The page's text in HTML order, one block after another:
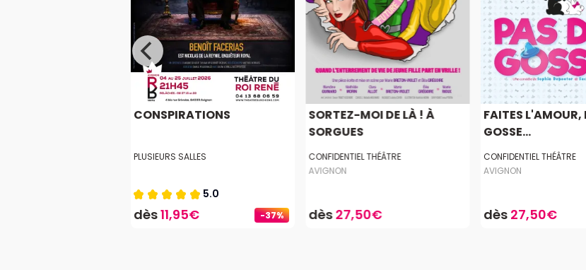
-37%
CONSPIRATIONS
PLUSIEURS SALLES
5.0
dès11,95€
SORTEZ-MOI DE LÀ ! À
SORGUES
CONFIDENTIEL THÉÂTRE
AVIGNON
dès27,50€
FAITES L'AMOUR,
GOSSE...
CONFIDENTIEL THÉÂTRE
AVIGNON
dès 27,50€